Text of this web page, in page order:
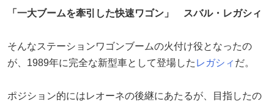
「一大ブームを牽引した快速ワゴン」 スバル・レガシィ
そんなステーションワゴンブームの火付け役となったの
が、1989年に完全な新型車として登場した レガシィ だ。
ポジション的にはレオーネの後継にあたるが、目指したの